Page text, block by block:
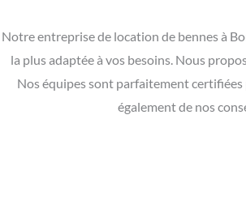
Notre entreprise de location de bennes à
la plus adaptée à vos besoins. Nous
Nos équipes sont parfaitement
également de nos